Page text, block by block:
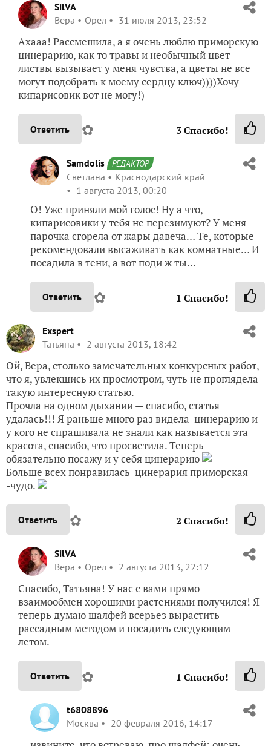
SilVA
Вера
Орел 31 июля 2013, 23:52
Ахааа! Рассмешила, а я очень люблю приморскую
цинерарию, как то травы и необычный цвет
листвы вызывает у меня чувства, а цветы не все
могут подобрать к моему сердцу ключ))))Хочу
кипарисовик вот не могу!)
Ответить ✿ 3Спасибо!
Samdolis РЕДАКТОР
Светлана
Краснодарский край
1 августа 2013, 00:20
О! Уже приняли мой голос! Ну а что,
кипарисовики у тебя не перезимуют? У меня
парочка сгорела от жары давеча… Те, которые
рекомендовали высаживать как комнатные… И
посадила в тени, а вот поди ж ты…
Ответить ✿ 1 Спасибо!
Exspert
Татьяна
2 августа 2013, 18:42
Ой, Вера, столько замечательных конкурсных работ,
что я, увлекшись их просмотром, чуть не проглядела
такую интересную статью.
Прочла на одном дыхании — спасибо, статья
удалась!!! Я раньше много раз видела цинерарию и
у кого не спрашивала не знали как называется эта
красота, спасибо, что просветила. Теперь
обязательно посажу и у себя цинерарию
Больше всех понравилась цинерария приморская
-чудо.
Ответить ✿ 2 Спасибо!
SilVA
Вера
Орел 2 августа 2013, 22:12
Спасибо, Татьяна! У нас с вами прямо
взаимообмен хорошими растениями получился! Я
теперь думаю шалфей всерьез вырастить
рассадным методом и посадить следующим
летом.
Ответить ✿ 1 Спасибо!
t6808896
Москва
20 февраля 2016, 14:17